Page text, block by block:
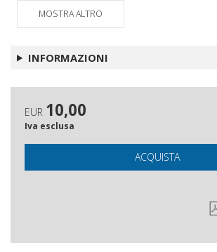
MOSTRA ALTRO
INFORMAZIONI
EUR 10,00
Iva esclusa
ACQUISTA